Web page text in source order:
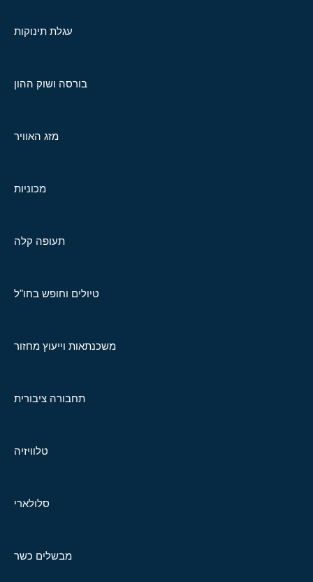
עגלת תינוקות
בורסה ושוק ההון
מזג האוויר
מכוניות
תעופה קלה
טיולים וחופש בחו"ל
משכנתאות וייעוץ מחזור
תחבורה ציבורית
טלוויזיה
סלולארי
מבשלים כשר